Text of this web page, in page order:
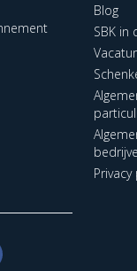
Blog
SBK in